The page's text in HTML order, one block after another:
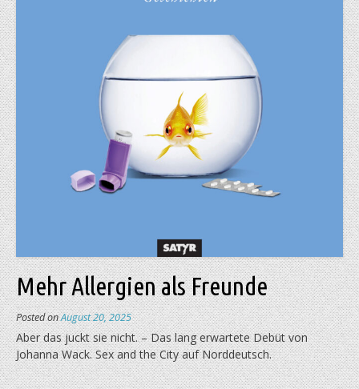
Mehr Allergien als Freunde
Posted onAugust 20, 2025
Aber das juckt sie nicht. – Das lang erwartete Debüt von
Johanna Wack. Sex and the City auf Norddeutsch.